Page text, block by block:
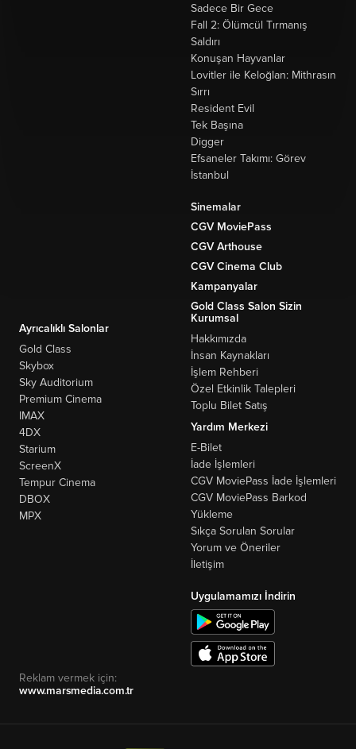
Sadece Bir Gece
Fall 2: Ölümcül Tırmanış
Saldırı
Konuşan Hayvanlar
Lovitler ile Keloğlan: Mithrasın
Sırrı
Resident Evil
Tek Başına
Digger
Efsaneler Takımı: Görev
İstanbul
Sinemalar
CGV MoviePass
CGV Arthouse
CGV Cinema Club
Kampanyalar
Gold Class Salon Sizin
Ayrıcalıklı Salonlar
Gold Class
Skybox
Sky Auditorium
Premium Cinema
IMAX
4DX
Starium
ScreenX
Tempur Cinema
DBOX
MPX
Kurumsal
Hakkımızda
İnsan Kaynakları
İşlem Rehberi
Özel Etkinlik Talepleri
Toplu Bilet Satış
Yardım Merkezi
E-Bilet
İade İşlemleri
CGV MoviePass İade İşlemleri
CGV MoviePass Barkod
Yükleme
Sıkça Sorulan Sorular
Yorum ve Öneriler
İletişim
Uygulamamızı İndirin
Reklam vermek için:
www.marsmedia.com.tr